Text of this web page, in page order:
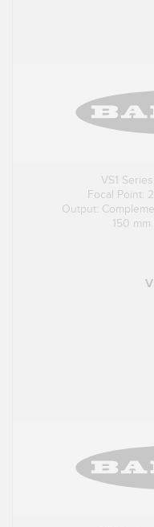
VS1
Focal Point:
Output:
150